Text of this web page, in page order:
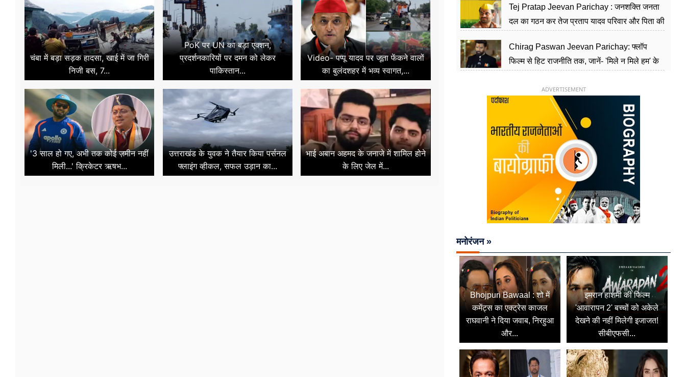
चंबा में बड़ा सड़क हादसा, खाई में जा गिरी
निजी बस, 7...
PoK पर UN का बड़ा एक्शन,
प्रदर्शनकारियों पर दमन को लेकर
पाकिस्तान...
Video- पप्पू यादव पर जूता फेंकने वालों
का बुलंदशहर में भव्य स्वागत,...
'3 साल हो गए, अभी तक कोई ज़मीन नहीं
मिली...' क्रिकेटर ऋषभ...
उत्तराखंड के युवक ने तैयार किया पर्सनल
फ्लाइंग व्हीकल, सफल उड़ान का...
भाई अबान अहमद के जनाजे में शामिल होने
के लिए जेल में...
Tej Pratap Jeevan Parichay : जनशक्ति जनता
दल का गठन कर तेज प्रताप यादव परिवार और पिता की
Chirag Paswan Jeevan Parichay: फ्लॉप
फिल्म से हिट राजनीति तक, जानें- 'मिले न मिले हम' के
ADVERTISEMENT
मनोरंजन »
Bhojpuri Bawaal : शो में
कमेंट्स का एक्ट्रेस काजल
राघवानी ने दिया जवाब, निरहुआ
और...
इमरान हाशमी की फिल्म
'आवारापन 2' बच्चों को अकेले
देखने की नहीं मिलेगी इजाजत!
सीबीएफसी...